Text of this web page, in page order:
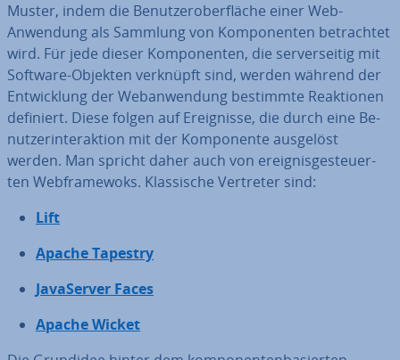
Muster, indem die Be­nut­zer­ober­flä­che einer Web-
Anwendung als Sammlung von Kom­po­nen­ten be­trach­tet
wird. Für jede dieser Kom­po­nen­ten, die ser­ver­sei­tig mit
Software-Objekten verknüpft sind, werden während der
Ent­wick­lung der Web­an­wen­dung bestimmte Re­ak­tio­nen
definiert. Diese folgen auf Er­eig­nis­se, die durch eine Be­
nut­zer­inter­ak­ti­on mit der Kom­po­nen­te ausgelöst
werden. Man spricht daher auch von er­eig­nis­ge­steu­er­
ten Web­frame­woks. Klas­si­sche Vertreter sind:
Lift
Apache Tapestry
Ja­va­Ser­ver Faces
Apache Wicket